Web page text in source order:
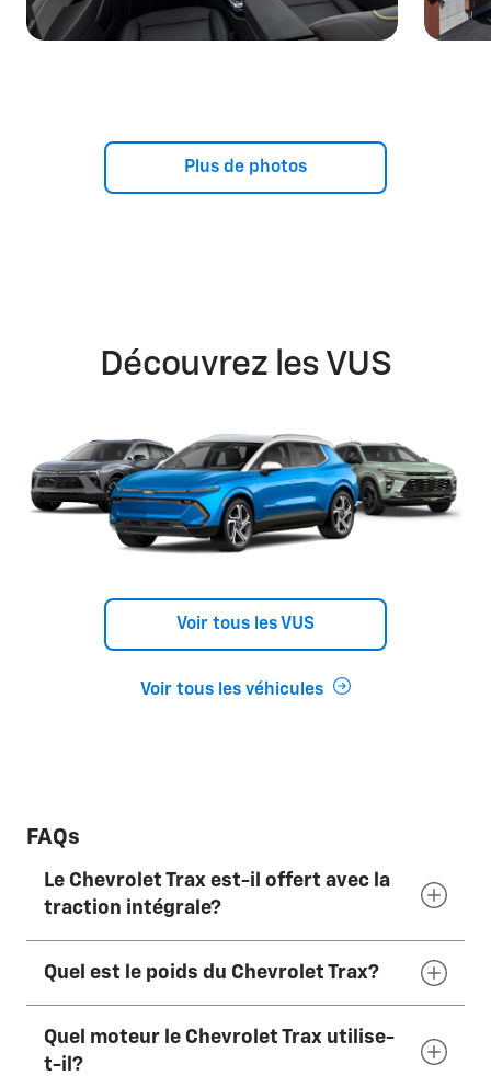
Plus de photos
Découvrez les VUS
Voir tous les VUS
Voir tous les véhicules
FAQs
Le Chevrolet Trax est-il offert avec la
traction intégrale?
Chevrolet Trailblazer 2026 peut être livré avec
la TI en option.
Quel est le poids du Chevrolet Trax?
Le Chevrolet Trax 2026 pèse entre 1 358 et
Quel moteur le Chevrolet Trax utilise-
t-il?